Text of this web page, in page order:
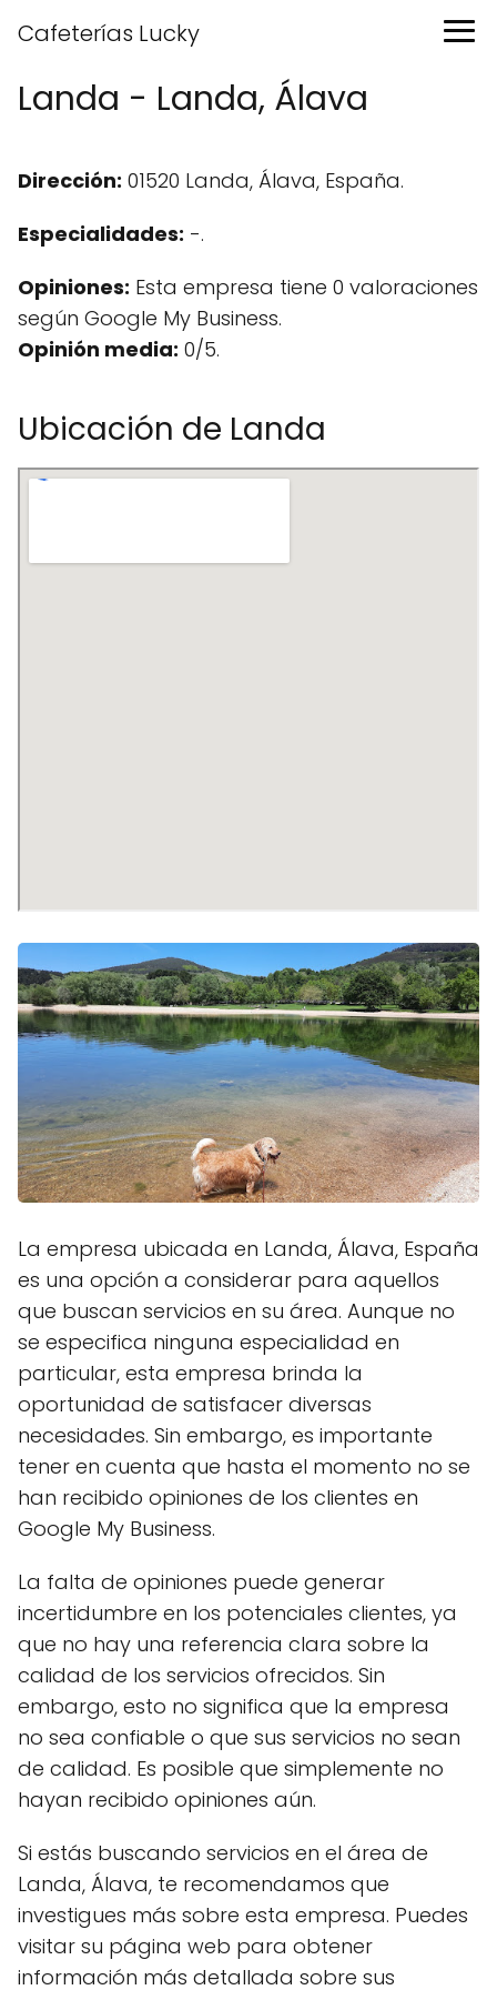
Cafeterías Lucky
Landa - Landa, Álava
Dirección: 01520 Landa, Álava, España.
Especialidades: -.
Opiniones: Esta empresa tiene 0 valoraciones
según Google My Business.
Opinión media: 0/5.
Ubicación de Landa
La empresa ubicada en Landa, Álava, España
es una opción a considerar para aquellos
que buscan servicios en su área. Aunque no
se especifica ninguna especialidad en
particular, esta empresa brinda la
oportunidad de satisfacer diversas
necesidades. Sin embargo, es importante
tener en cuenta que hasta el momento no se
han recibido opiniones de los clientes en
Google My Business.
La falta de opiniones puede generar
incertidumbre en los potenciales clientes, ya
que no hay una referencia clara sobre la
calidad de los servicios ofrecidos. Sin
embargo, esto no significa que la empresa
no sea confiable o que sus servicios no sean
de calidad. Es posible que simplemente no
hayan recibido opiniones aún.
Si estás buscando servicios en el área de
Landa, Álava, te recomendamos que
investigues más sobre esta empresa. Puedes
visitar su página web para obtener
información más detallada sobre sus